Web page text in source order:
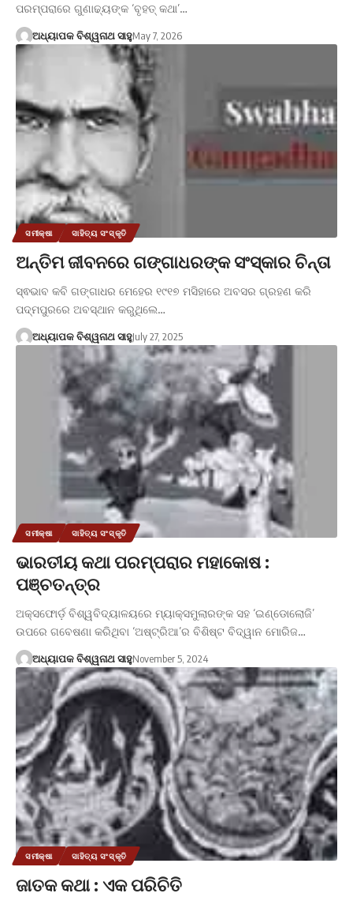
ପରମ୍ପରାରେ ଗୁଣାଢ୍ୟଙ୍କ ‘ବୃହତ୍ କଥା’…
ଅଧ୍ୟାପକ ବିଶ୍ୱନାଥ ସାହୁMay 7, 2026
ସମୀକ୍ଷା ସାହିତ୍ୟ ସଂସ୍କୃତି
ଅନ୍ତିମ ଜୀବନରେ ଗଙ୍ଗାଧରଙ୍କ ସଂସ୍କାର ଚିନ୍ତା
ସ୍ଵଭାବ କବି ଗଙ୍ଗାଧର ମେହେର ୧୯୧୭ ମସିହାରେ ଅବସର ଗ୍ରହଣ କରି
ପଦ୍ମପୁରରେ ଅବସ୍ଥାନ କରୁଥିଲେ…
ଅଧ୍ୟାପକ ବିଶ୍ୱନାଥ ସାହୁJuly 27, 2025
ସମୀକ୍ଷା ସାହିତ୍ୟ ସଂସ୍କୃତି
ଭାରତୀୟ କଥା ପରମ୍ପରାର ମହାକୋଷ :
ପଞ୍ଚତନ୍ତ୍ର
ଅକ୍ସଫୋର୍ଡ଼ ବିଶ୍ୱବିଦ୍ୟାଳୟରେ ମ୍ୟାକ୍ସମୁଲାରଙ୍କ ସହ ‘ଇଣ୍ଡୋଲୋଜି’
ଉପରେ ଗବେଷଣା କରିଥିବା ‘ଅଷ୍ଟ୍ରିଆ’ର ବିଶିଷ୍ଟ ବିଦ୍ୱାନ ମୋରିଜ…
ଅଧ୍ୟାପକ ବିଶ୍ୱନାଥ ସାହୁNovember 5, 2024
ସମୀକ୍ଷା ସାହିତ୍ୟ ସଂସ୍କୃତି
ଜାତକ କଥା : ଏକ ପରିଚିତି